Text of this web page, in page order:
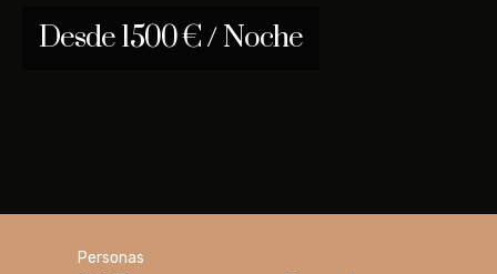
Desde 1500 € / Noche
Personas